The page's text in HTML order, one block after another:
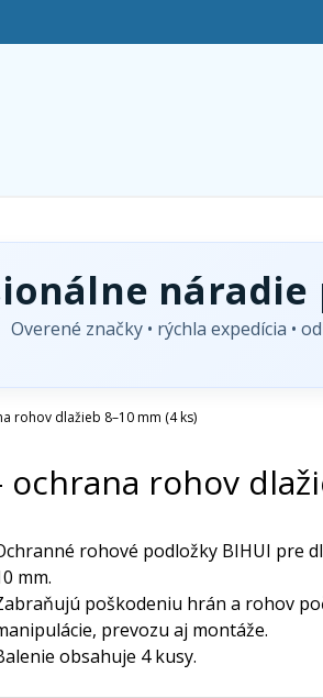
náradie
Overené značky • rýchla expedícia •
rohov dlažieb 8–10 mm (4 ks)
ochrana rohov
rohové podložky BIHUI pre
mm.
poškodeniu hrán a rohov
prevozu aj montáže.
obsahuje 4 kusy.